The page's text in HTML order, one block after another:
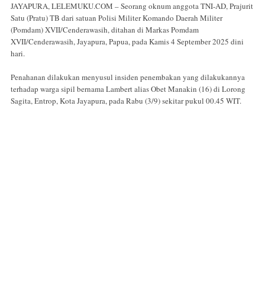
JAYAPURA, LELEMUKU.COM – Seorang oknum anggota TNI-AD, Prajurit
Satu (Pratu) TB dari satuan Polisi Militer Komando Daerah Militer
(Pomdam) XVII/Cenderawasih, ditahan di Markas Pomdam
XVII/Cenderawasih, Jayapura, Papua, pada Kamis 4 September 2025 dini
hari.
Penahanan dilakukan menyusul insiden penembakan yang dilakukannya
terhadap warga sipil bernama Lambert alias Obet Manakin (16) di Lorong
Sagita, Entrop, Kota Jayapura, pada Rabu (3/9) sekitar pukul 00.45 WIT.